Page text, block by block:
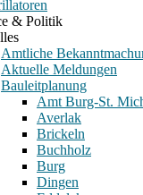
& Politik
Amtliche
Aktuelle Meldungen
Bauleitplanung
Amt Burg-St.
Averlak
Brickeln
Buchholz
Burg
Dingen